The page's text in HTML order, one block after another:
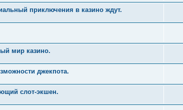
приключения в казино ждут.
мир казино.
джекпота.
слот-экшен.